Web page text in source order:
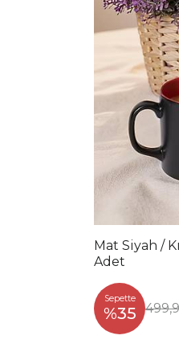
Mat Siyah /
Adet
Sepette
%35